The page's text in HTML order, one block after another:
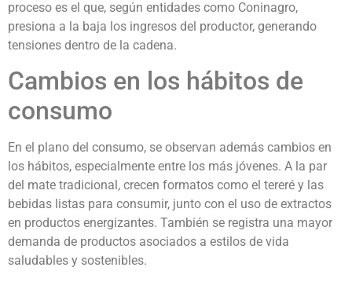
proceso es el que, según entidades como Coninagro,
presiona a la baja los ingresos del productor, generando
tensiones dentro de la cadena.
Cambios en los hábitos de
consumo
En el plano del consumo, se observan además cambios en
los hábitos, especialmente entre los más jóvenes. A la par
del mate tradicional, crecen formatos como el tereré y las
bebidas listas para consumir, junto con el uso de extractos
en productos energizantes. También se registra una mayor
demanda de productos asociados a estilos de vida
saludables y sostenibles.